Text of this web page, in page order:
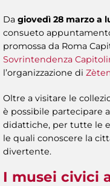
Da giovedì 28 marzo a
consueto
promossa da Roma
Sovrintendenza
l’organizzazione di
Oltre a visitare le
è possibile partecipare
didattiche, per tutte le
le quali conoscere la
divertente.
I musei civici